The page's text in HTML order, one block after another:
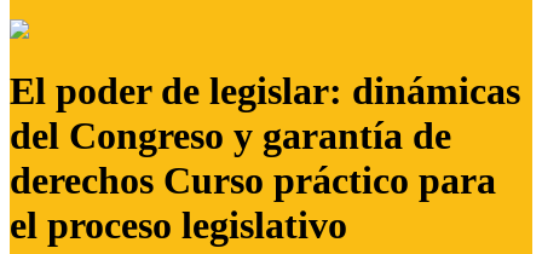
El poder de legislar: dinámicas
del Congreso y garantía de
derechos Curso práctico para
el proceso legislativo